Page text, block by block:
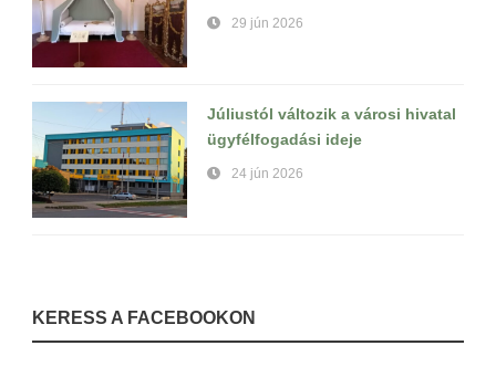
29 jún 2026
Júliustól változik a városi hivatal
ügyfélfogadási ideje
24 jún 2026
KERESS A FACEBOOKON